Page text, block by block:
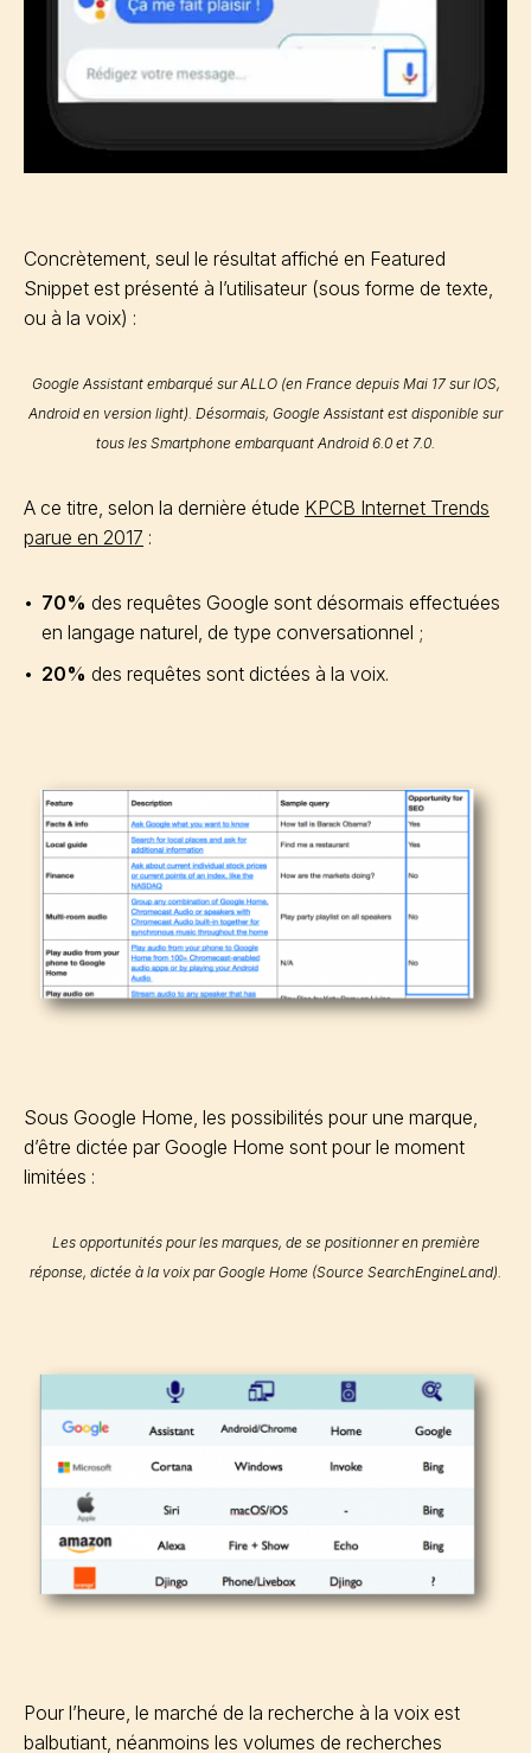
Concrètement, seul le résultat affiché en Featured
Snippet est présenté à l’utilisateur (sous forme de texte,
ou à la voix) :
Google Assistant embarqué sur ALLO (en France depuis Mai 17 sur IOS,
Android en version light). Désormais, Google Assistant est disponible sur
tous les Smartphone embarquant Android 6.0 et 7.0.
A ce titre, selon la dernière étude KPCB Internet Trends
parue en 2017 :
70% des requêtes Google sont désormais effectuées
en langage naturel, de type conversationnel ;
20% des requêtes sont dictées à la voix.
Sous Google Home, les possibilités pour une marque,
d’être dictée par Google Home sont pour le moment
limitées :
Les opportunités pour les marques, de se positionner en première
réponse, dictée à la voix par Google Home (Source SearchEngineLand).
Pour l’heure, le marché de la recherche à la voix est
balbutiant, néanmoins les volumes de recherches